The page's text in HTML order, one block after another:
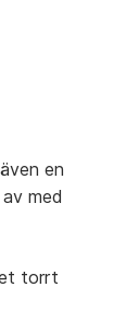
en
med
torrt